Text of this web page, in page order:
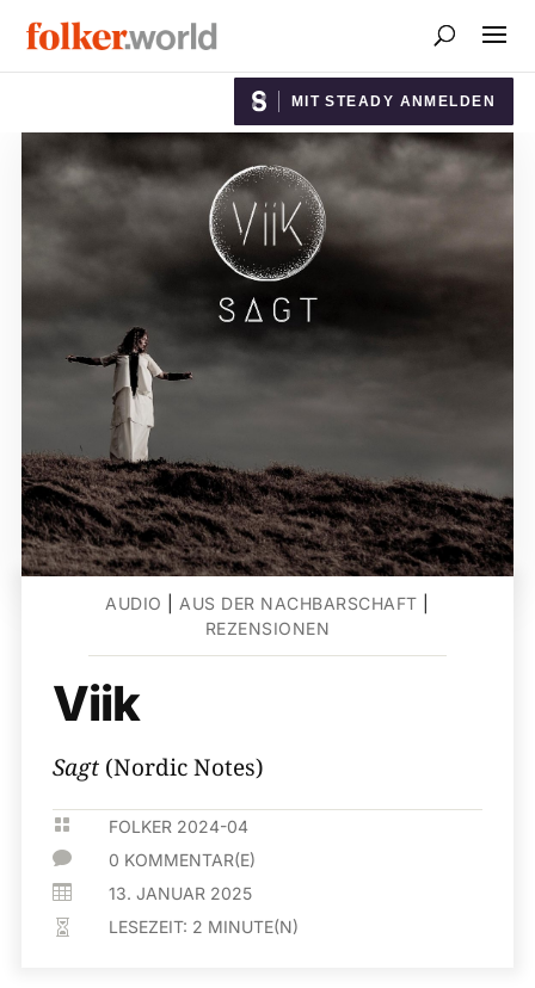
MIT STEADY ANMELDEN
AUDIO AUS DER NACHBARSCHAFT
REZENSIONEN
Viik
Sagt (Nordic Notes)
 FOLKER 2024-04
 0 KOMMENTAR(E)
 13. JANUAR 2025
 LESEZEIT: 2 MINUTE(N)